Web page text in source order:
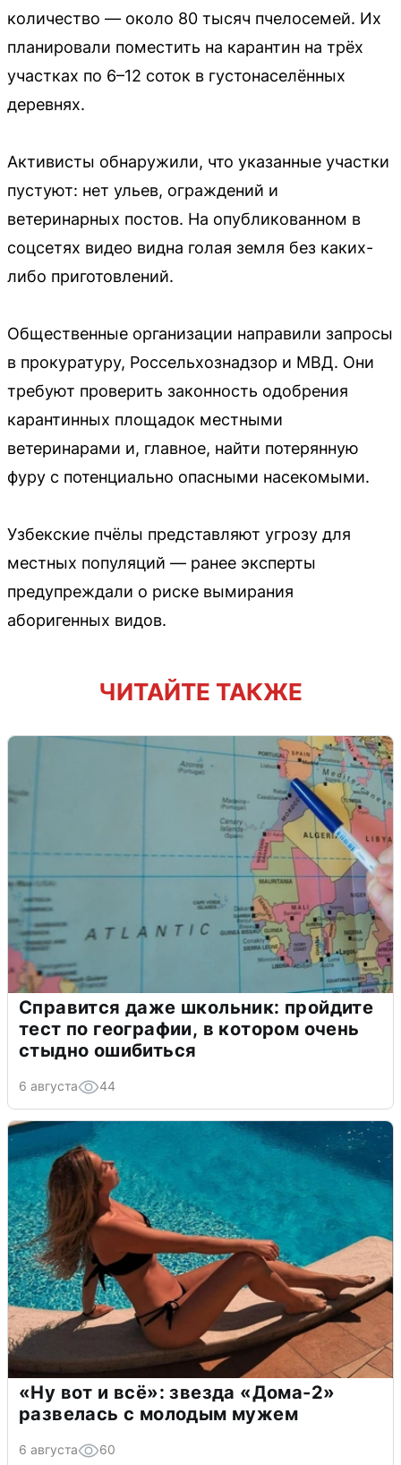
количество — около 80 тысяч пчелосемей. Их
планировали поместить на карантин на трёх
участках по 6–12 соток в густонаселённых
деревнях.
Активисты обнаружили, что указанные участки
пустуют: нет ульев, ограждений и
ветеринарных постов. На опубликованном в
соцсетях видео видна голая земля без каких-
либо приготовлений.
Общественные организации направили запросы
в прокуратуру, Россельхознадзор и МВД. Они
требуют проверить законность одобрения
карантинных площадок местными
ветеринарами и, главное, найти потерянную
фуру с потенциально опасными насекомыми.
Узбекские пчёлы представляют угрозу для
местных популяций — ранее эксперты
предупреждали о риске вымирания
аборигенных видов.
ЧИТАЙТЕ ТАКЖЕ
Справится даже школьник: пройдите
тест по географии, в котором очень
стыдно ошибиться
6 августа 44
«Ну вот и всё»: звезда «Дома-2»
развелась с молодым мужем
6 августа 60